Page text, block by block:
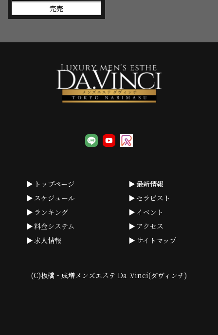
完売
トップページ
最新情報
スケジュール
セラピスト
ランキング
イベント
料金システム
アクセス
求人情報
サイトマップ
(C)板橋・成増メンズエステ Da .Vinci(ダヴィンチ)